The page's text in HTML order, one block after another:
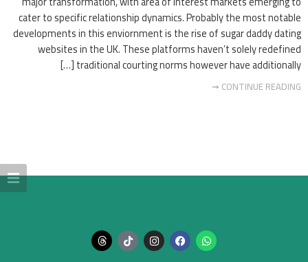
cater to specific relationship dynamics. Probably the most notable
developments in this enviornment is the rise of sugar daddy dating
websites in the UK. These platforms haven’t solely redefined
traditional courting norms however have additionally […]
CONTINUE READING ➞